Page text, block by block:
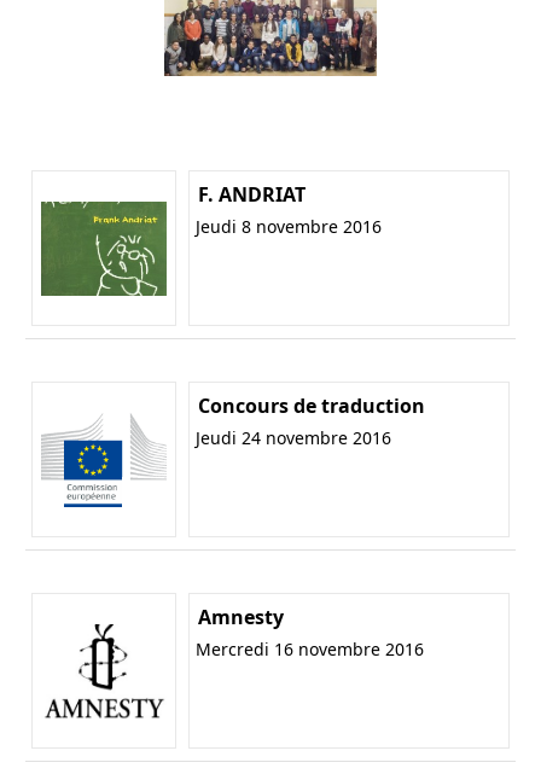
F. ANDRIAT
Jeudi 8 novembre 2016
Concours de traduction
Jeudi 24 novembre 2016
Amnesty
Mercredi 16 novembre 2016